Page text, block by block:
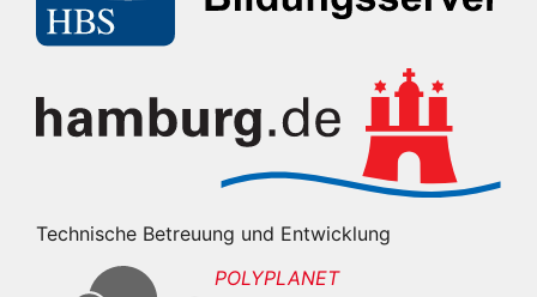
Technische Betreuung und Entwicklung
POLYPLANET